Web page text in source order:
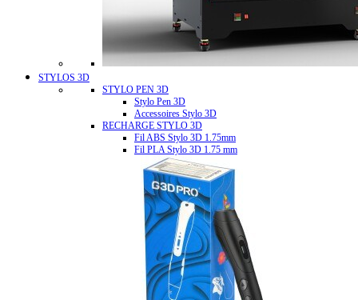
STYLOS 3D
STYLO PEN 3D
Stylo Pen 3D
Accessoires Stylo 3D
RECHARGE STYLO 3D
Fil ABS Stylo 3D 1.75mm
Fil PLA Stylo 3D 1.75 mm